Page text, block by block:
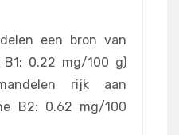
een bron van
B1: 0.22 mg/100 g)
rijk aan
B2: 0.62 mg/100